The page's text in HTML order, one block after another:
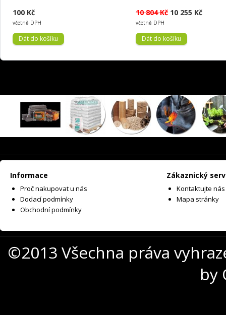
100 Kč
včetně DPH
10 804 Kč 10 255 Kč
včetně DPH
Informace
Proč nakupovat u nás
Dodací podmínky
Obchodní podmínky
Zákaznický
Kontaktujte nás
Mapa stránky
©2013 Všechna práva
by